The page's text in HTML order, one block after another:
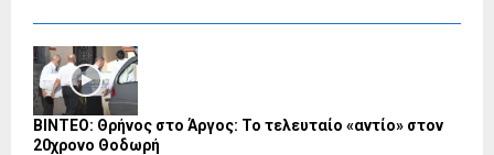
ΒΙΝΤΕΟ: Θρήνος στο Άργος: Το τελευταίο «αντίο» στον
20χρονο Θοδωρή